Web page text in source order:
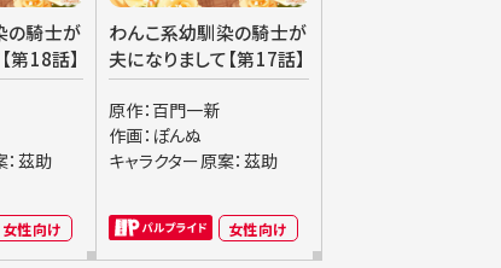
の騎士が
第18話】
：茲助
女性向け
わんこ系幼馴染の騎士が
夫になりまして【第17話】
原作：百門一新
作画：ぽんぬ
キャラクター原案：茲助
女性向け